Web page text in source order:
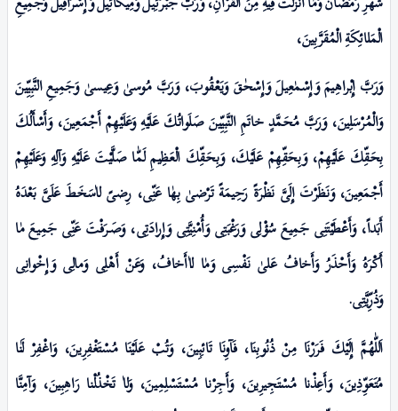
الْمَلائِكَةِ الْمُقَرَّبِینَ،
وَرَبَّ إِبْراهِيمَ وَإِسْمٰعِيلَ وَإِسْحٰقَ وَيَعْقُوبَ، وَرَبَّ مُوسیٰ وَعِيسیٰ وَجَمِيعِ النَّبِيِّینَ
وَالْمُرْسَلِینَ، وَرَبَّ مُحَمَّدٍ خاتَمِ النَّبِيِّینَ صَلَواتُكَ عَلَيْهِ وَعَلَيْهِمْ أَجْمَعِینَ، وَأَسْأَلُكَ
بِحَقِّكَ عَلَيْهِمْ، وَبِحَقِّهِمْ عَلَيْكَ، وَبِحَقِّكَ الْعَظِيمِ لَمّٰا صَلَّيْتَ عَلَيْهِ وَآلِهِ وَعَلَيْهِمْ
أَجْمَعِینَ، وَنَظَرْتَ إِلَیَّ نَظْرَةً رَحِيمَةً تَرْضیٰ بِهٰا عَنِّى، رِضیً لاٰسَخَطَ عَلَیَّ بَعْدَہُ
أَبَداً، وَأَعْطَيْتَنِى جَمِيعَ سُؤْلِی وَرَغْبَتِى وَأُمْنِيَّتِى وَإِرادَتِی، وَصَـرَفْتَ عَنِّى جَمِيعَ مٰا
أَكْرَہُ وَأَحْذَرُ وَأَخافُ عَلیٰ نَفْسِی وَمٰا لاٰأَخافُ، وَعَنْ أَهْلِی وَمالِی وَإِخْوانِی
وَذُرِّيَّتِى.
اَللّٰهُمَّ إِلَيْكَ فَرَرْنَا مِنْ ذُنُوبِنَا، فَآوِنَا تَائِبِینَ، وَتُبْ عَلَيْنَا مُسْتَغْفِرِينَ، وَاغْفِرْ لَنٰا
مُتَعَوِّذِينَ، وَأَعِذْنا مُسْتَجِیرِينَ، وَأَجِرْنا مُسْتَسْلِمِینَ، وَلاٰ تَخْذُلْنا رَاهِبِینَ، وَآمِنَّا